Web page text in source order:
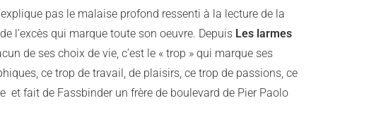
pas le malaise profond ressenti à la lecture de la
l’excès qui marque toute son oeuvre. Depuis Les larmes
de ses choix de vie, c’est le « trop » qui marque ses
ce trop de travail, de plaisirs, ce trop de passions, ce
et fait de Fassbinder un frère de boulevard de Pier Paolo